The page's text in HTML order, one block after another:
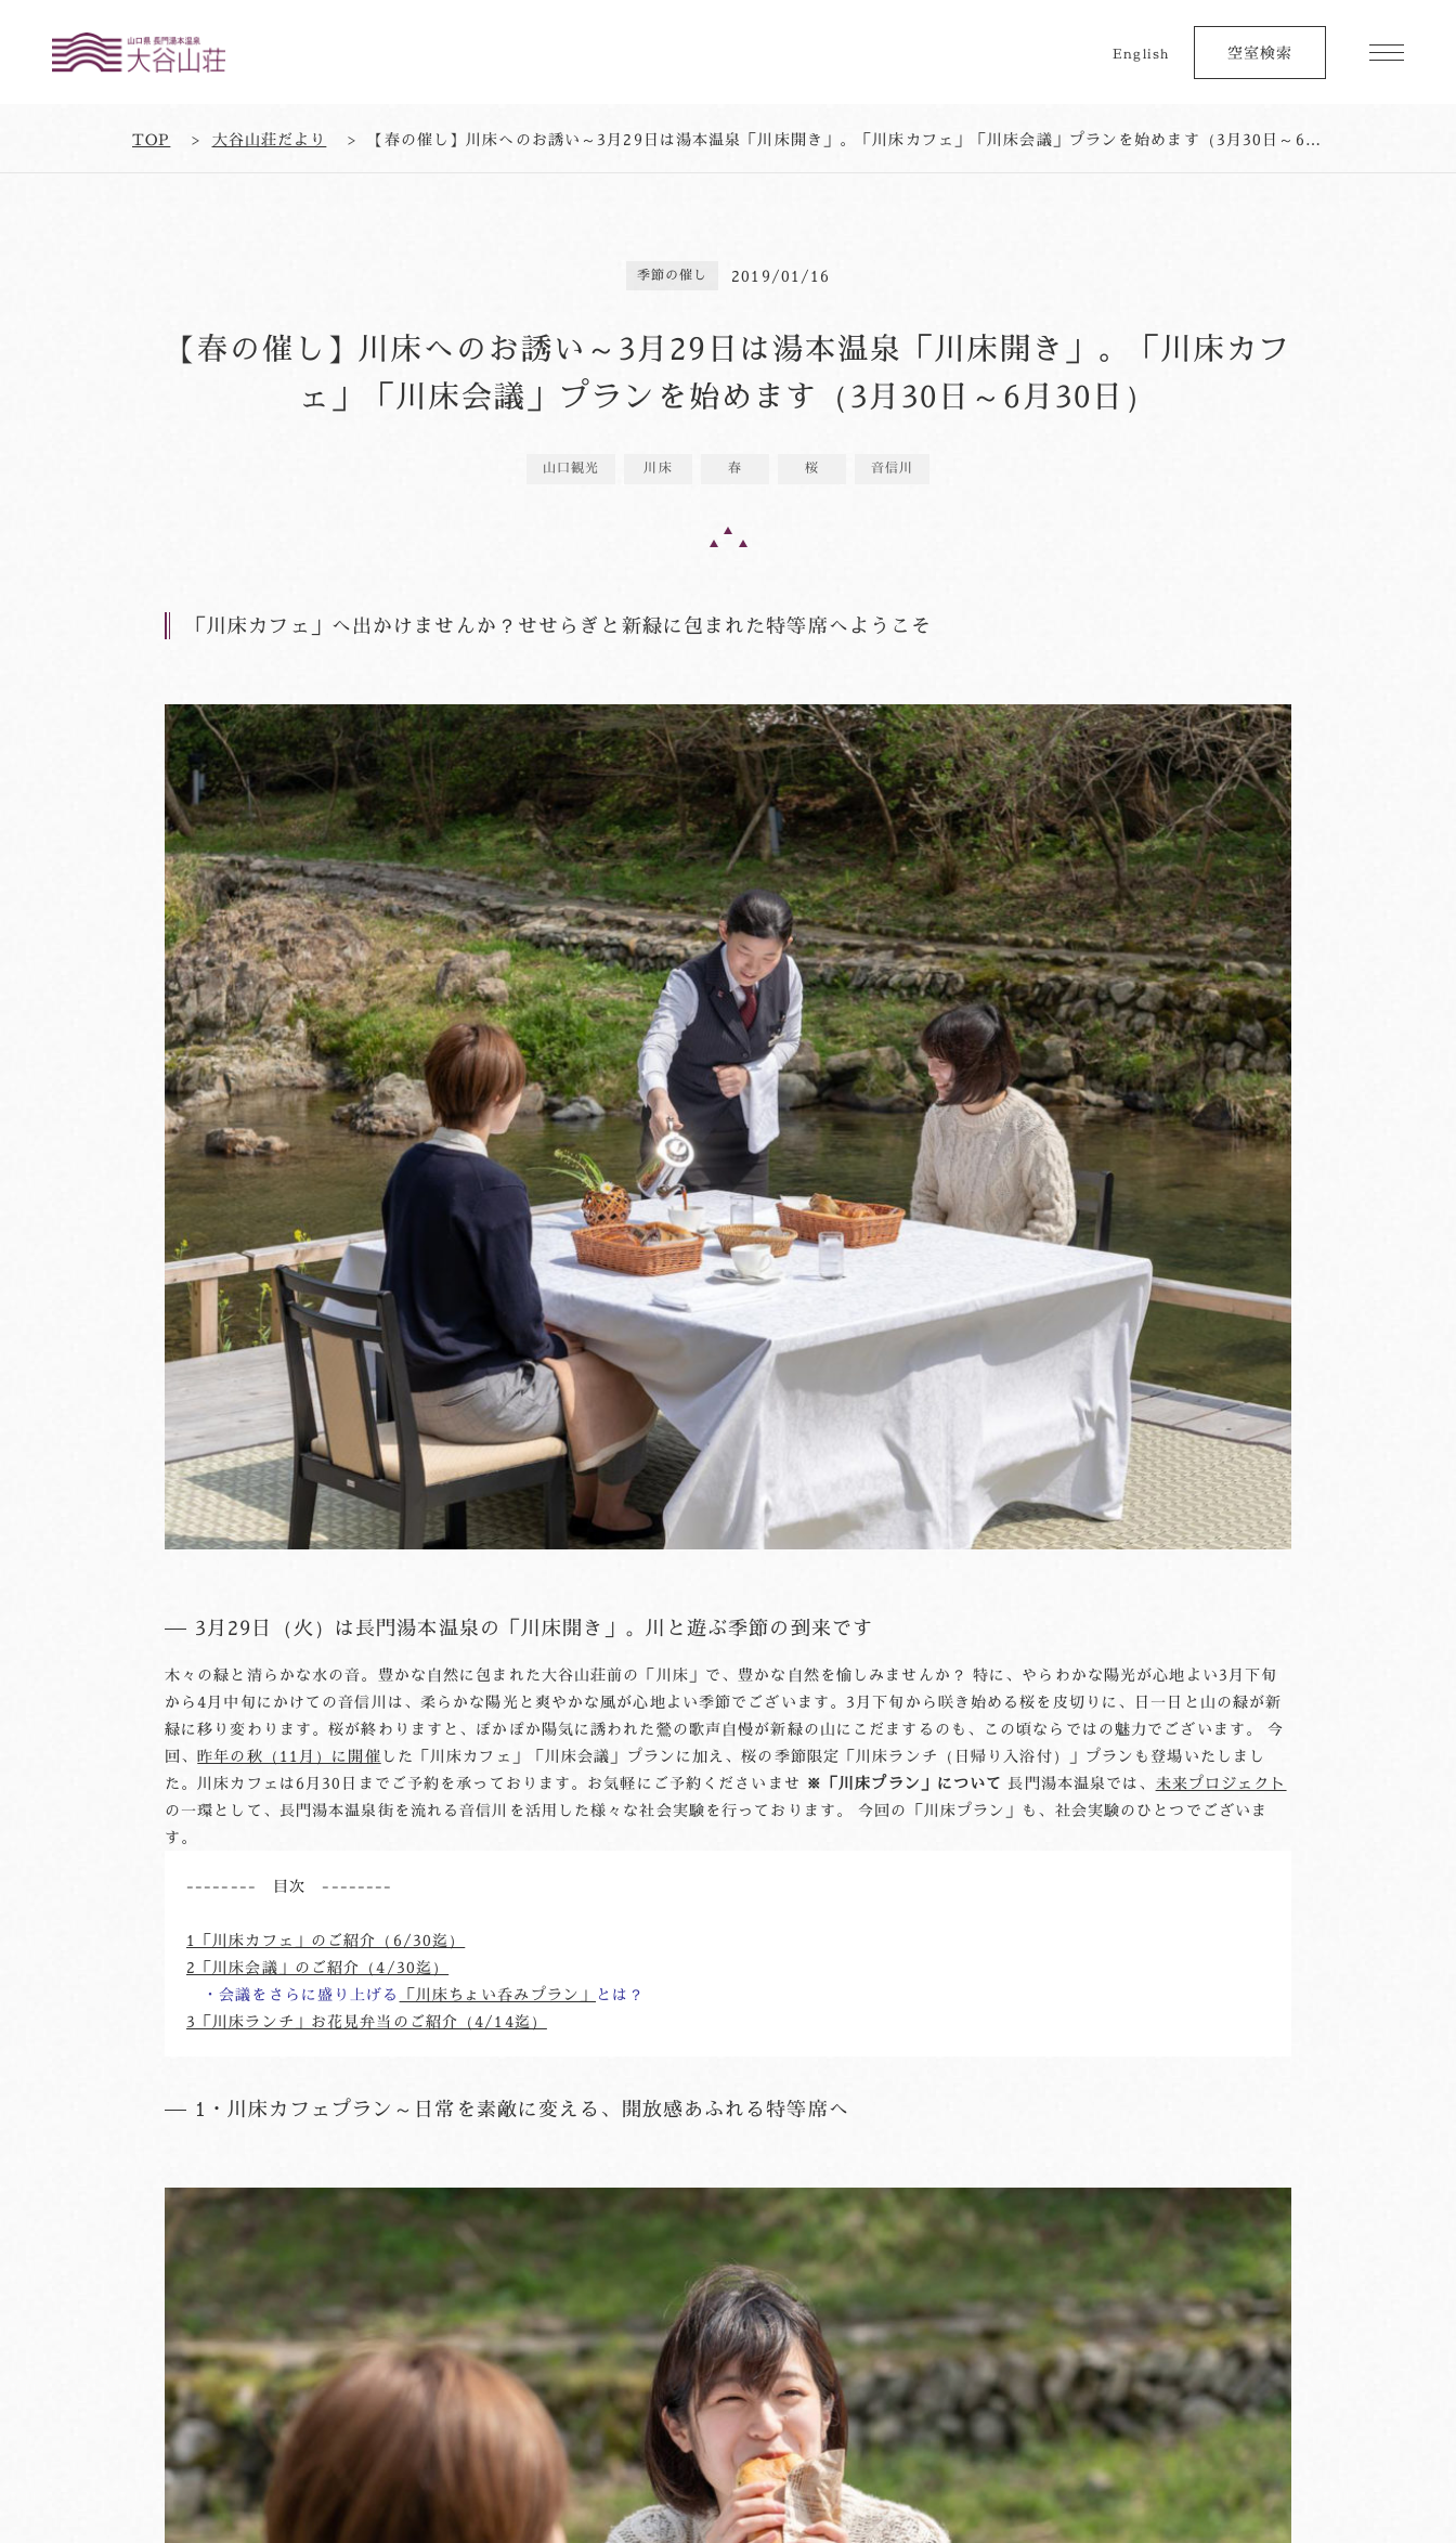
English 空室検索
TOP 大谷山荘だより 【春の催し】川床へのお誘い～3月29日は湯本温泉「川床開き」。「川床カフェ」「川床会議」プランを始めます（3月30日～6月30日）
季節の催し 2019/01/16
【春の催し】川床へのお誘い～3月29日は湯本温泉「川床開き」。「川床カフ
ェ」「川床会議」プランを始めます（3月30日～6月30日）
山口観光 川床 春 桜 音信川
「川床カフェ」へ出かけませんか？せせらぎと新緑に包まれた特等席へようこそ
3月29日（火）は長門湯本温泉の「川床開き」。川と遊ぶ季節の到来です
木々の緑と清らかな水の音。豊かな自然に包まれた大谷山荘前の「川床」で、豊かな自然を愉しみませんか？ 特に、やらわかな陽光が心地よい3月下旬
から4月中旬にかけての音信川は、柔らかな陽光と爽やかな風が心地よい季節でございます。3月下旬から咲き始める桜を皮切りに、日一日と山の緑が新
緑に移り変わります。桜が終わりますと、ぽかぽか陽気に誘われた鶯の歌声自慢が新緑の山にこだまするのも、この頃ならではの魅力でございます。 今
回、昨年の秋（11月）に開催 した「川床カフェ」「川床会議」プランに加え、桜の季節限定「川床ランチ（日帰り入浴付）」プランも登場いたしまし
た。川床カフェは6月30日までご予約を承っております。お気軽にご予約くださいませ ※「川床プラン」について 長門湯本温泉では、 未来プロジェクト
の一環として、長門湯本温泉街を流れる音信川を活用した様々な社会実験を行っております。 今回の「川床プラン」も、社会実験のひとつでございま
す。
1「川床カフェ」のご紹介（6/30迄）
2「川床会議」のご紹介（4/30迄）
・会議をさらに盛り上げる 「川床ちょい呑みプラン」
3「川床ランチ」お花見弁当のご紹介（4/14迄）
1・川床カフェプラン～日常を素敵に変える、開放感あふれる特等席へ